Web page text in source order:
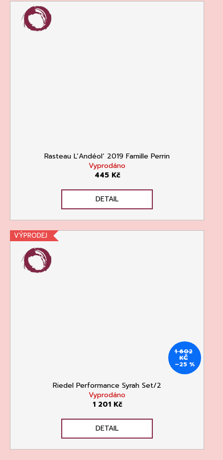
Rasteau L’Andéol‘ 2019 Famille Perrin
Vyprodáno
445 Kč
DETAIL
VÝPRODEJ
1 602
KČ
–25 %
Riedel Performance Syrah Set/2
Vyprodáno
1 201 Kč
DETAIL